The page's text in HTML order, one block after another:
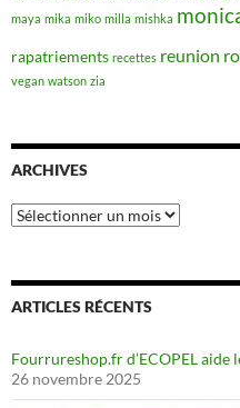
maya mika miko milla mishka
rapatriements recettes reunion
vegan watson zia
ARCHIVES
Archives
ARTICLES RÉCENTS
Fourrureshop.fr d’ECOPEL aide
26 novembre 2025